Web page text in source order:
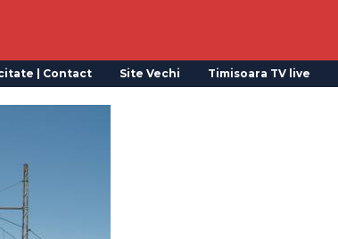
| Contact Site Vechi Timisoara TV live